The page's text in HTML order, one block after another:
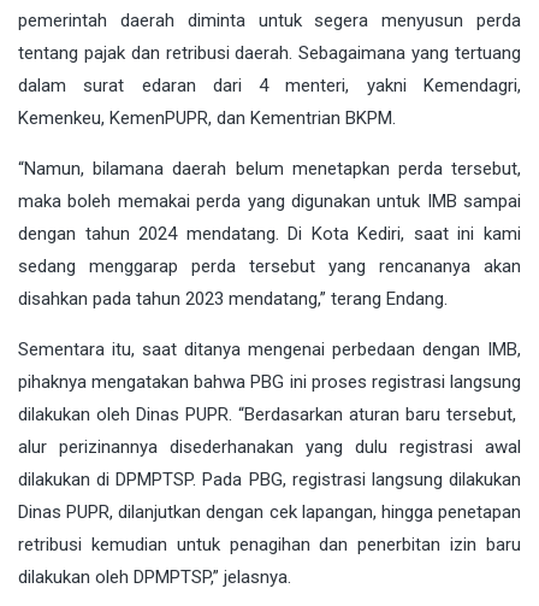
pemerintah daerah diminta untuk segera menyusun perda
tentang pajak dan retribusi daerah. Sebagaimana yang tertuang
dalam surat edaran dari 4 menteri, yakni Kemendagri,
Kemenkeu, KemenPUPR, dan Kementrian BKPM.
“Namun, bilamana daerah belum menetapkan perda tersebut,
maka boleh memakai perda yang digunakan untuk IMB sampai
dengan tahun 2024 mendatang. Di Kota Kediri, saat ini kami
sedang menggarap perda tersebut yang rencananya akan
disahkan pada tahun 2023 mendatang,” terang Endang.
Sementara itu, saat ditanya mengenai perbedaan dengan IMB,
pihaknya mengatakan bahwa PBG ini proses registrasi langsung
dilakukan oleh Dinas PUPR. “Berdasarkan aturan baru tersebut,
alur perizinannya disederhanakan yang dulu registrasi awal
dilakukan di DPMPTSP. Pada PBG, registrasi langsung dilakukan
Dinas PUPR, dilanjutkan dengan cek lapangan, hingga penetapan
retribusi kemudian untuk penagihan dan penerbitan izin baru
dilakukan oleh DPMPTSP,” jelasnya.